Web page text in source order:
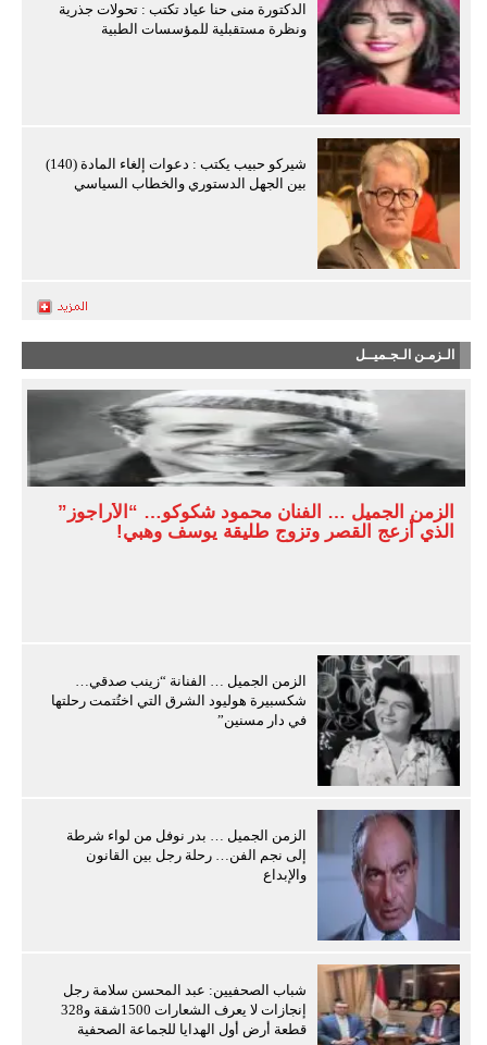
الدكتورة منى حنا عياد تكتب : تحولات جذرية
ونظرة مستقبلية للمؤسسات الطبية
شيركو حبيب يكتب : دعوات إلغاء المادة (140)
بين الجهل الدستوري والخطاب السياسي
الـزمـن الـجـميــل
الزمن الجميل … الفنان محمود شكوكو… “الأراجوز”
الذي أزعج القصر وتزوج طليقة يوسف وهبي!
الزمن الجميل … الفنانة “زينب صدقي…
شكسبيرة هوليود الشرق التي اختُتمت رحلتها
في دار مسنين”
الزمن الجميل … بدر نوفل من لواء شرطة
إلى نجم الفن… رحلة رجل بين القانون
والإبداع
شباب الصحفيين: عبد المحسن سلامة رجل
إنجازات لا يعرف الشعارات 1500شقة و328
قطعة أرض أول الهدايا للجماعة الصحفية